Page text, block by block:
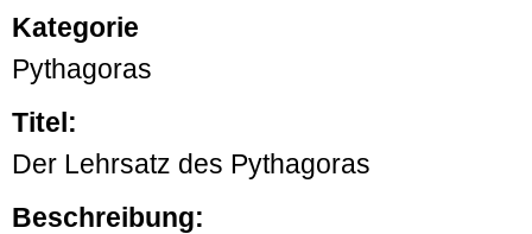
Kategorie
Pythagoras
Titel:
Der Lehrsatz des Pythagoras
Beschreibung: